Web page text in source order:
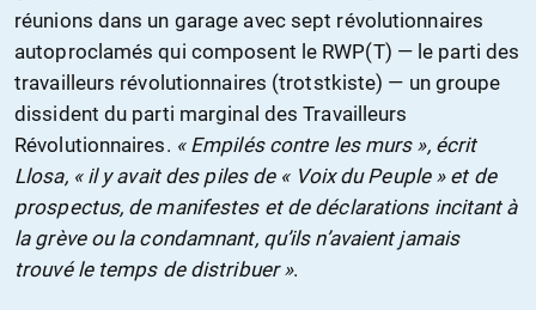
réunions dans un garage avec sept révolutionnaires
autoproclamés qui composent le RWP(T) — le parti des
travailleurs révolutionnaires (trotstkiste) — un groupe
dissident du parti marginal des Travailleurs
Révolutionnaires. « Empilés contre les murs », écrit
Llosa, « il y avait des piles de « Voix du Peuple » et de
prospectus, de manifestes et de déclarations incitant à
la grève ou la condamnant, qu’ils n’avaient jamais
trouvé le temps de distribuer ».